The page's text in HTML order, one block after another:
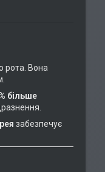
рота. Вона
більше
забезпечує